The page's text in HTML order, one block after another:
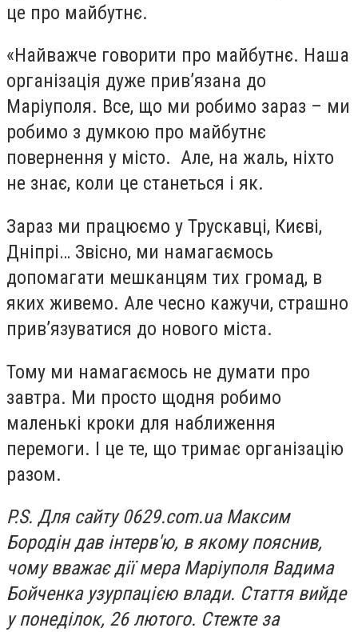
це про майбутнє.
«Найважче говорити про майбутнє. Наша
організація дуже прив’язана до
Маріуполя. Все, що ми робимо зараз – ми
робимо з думкою про майбутнє
повернення у місто. Але, на жаль, ніхто
не знає, коли це станеться і як.
Зараз ми працюємо у Трускавці, Києві,
Дніпрі… Звісно, ми намагаємось
допомагати мешканцям тих громад, в
яких живемо. Але чесно кажучи, страшно
прив’язуватися до нового міста.
Тому ми намагаємось не думати про
завтра. Ми просто щодня робимо
маленькі кроки для наближення
перемоги. І це те, що тримає організацію
разом.
P.S. Для сайту 0629.com.ua Максим
Бородін дав інтерв'ю, в якому пояснив,
чому вважає дії мера Маріуполя Вадима
Бойченка узурпацією влади. Стаття вийде
у понеділок, 26 лютого. Стежте за